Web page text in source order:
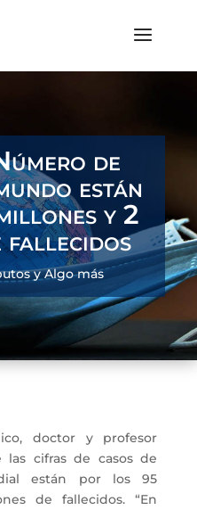
de
están
y 2
fallecidos
y Algo más
doctor y profesor
las cifras de casos de
están por los 95
de fallecidos. “En